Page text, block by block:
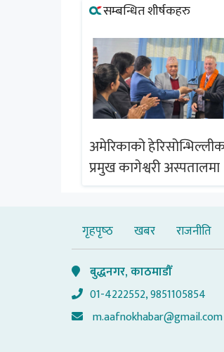
सम्बन्धित शीर्षकहरु
अमेरिकाको
प्रमुख कागेश्वरी अस्पतालमा
गृहपृष्‍ठ खबर राजनीति
बुद्धनगर, काठमाडौँ
01-4222552, 9851105854
m.aafnokhabar@gmail.com